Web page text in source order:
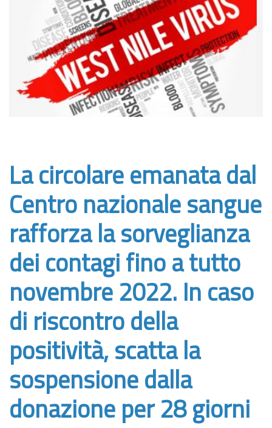
La circolare emanata dal
Centro nazionale sangue
rafforza la sorveglianza
dei contagi fino a tutto
novembre 2022. In caso
di riscontro della
positività, scatta la
sospensione dalla
donazione per 28 giorni